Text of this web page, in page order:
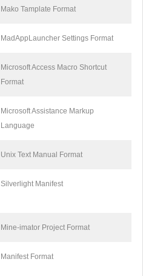
Mako Tamplate Format
MadAppLauncher Settings Format
Microsoft Access Macro Shortcut
Format
Microsoft Assistance Markup
Language
Unix Text Manual Format
Silverlight Manifest
Mine-imator Project Format
Manifest Format